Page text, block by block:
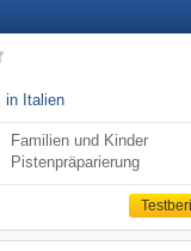
in Italien
Familien und Kinder
Pistenpräparierung